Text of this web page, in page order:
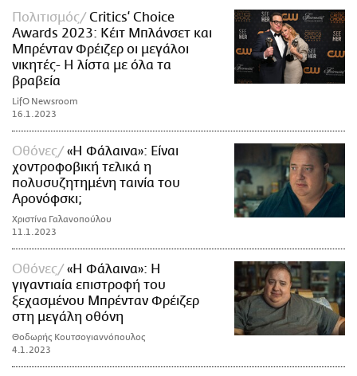
Πολιτισμός
Critics‘ Choice
Awards 2023: Κέιτ Μπλάνσετ και
Μπρένταν Φρέιζερ οι μεγάλοι
νικητές- Η λίστα με όλα τα
βραβεία
LifO Newsroom
16.1.2023
Οθόνες
«Η Φάλαινα»: Είναι
χοντροφοβική τελικά η
πολυσυζητημένη ταινία του
Αρονόφσκι;
Χριστίνα Γαλανοπούλου
11.1.2023
Οθόνες
«Η Φάλαινα»: Η
γιγαντιαία επιστροφή του
ξεχασμένου Μπρένταν Φρέιζερ
στη μεγάλη οθόνη
Θοδωρής Κουτσογιαννόπουλος
4.1.2023